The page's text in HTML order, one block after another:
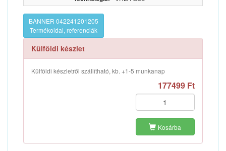
BANNER 042241201205
Termékoldal, referenciák
Külföldi készlet
Külföldi készletről szállítható, kb. +1-5 munkanap
177499 Ft
Kosárba